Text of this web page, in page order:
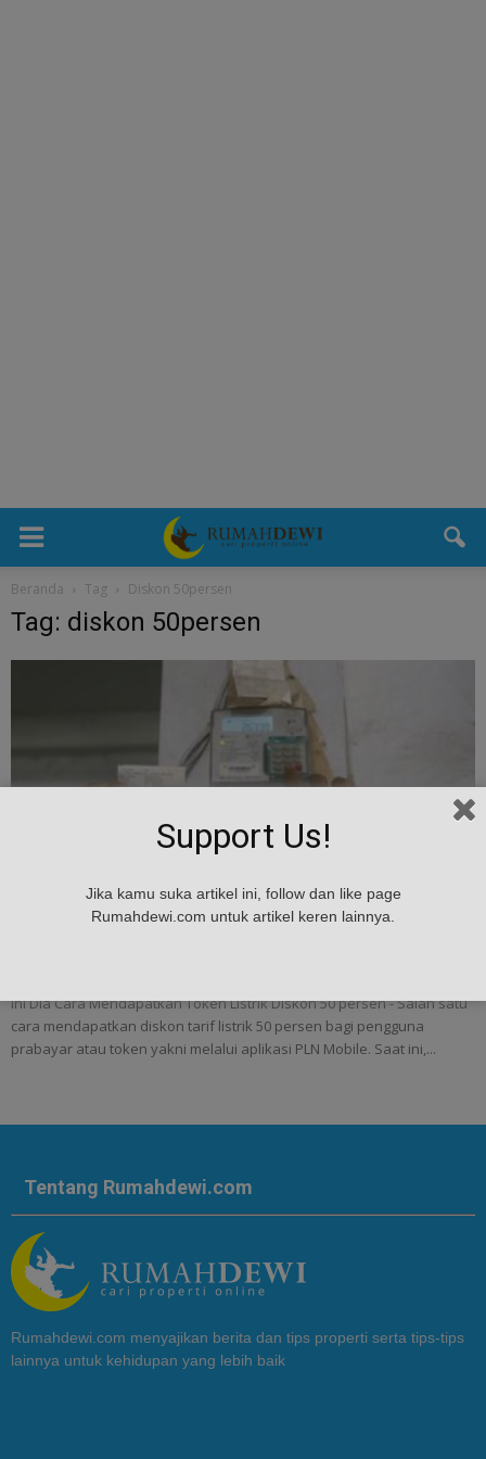
Beranda Tag Diskon 50persen
Tag: diskon 50persen
Ini Dia Cara Mendapatkan Token Listrik
Ini Dia Cara Mendapatkan Token Listrik Diskon 50 persen - Salah satu
cara mendapatkan diskon tarif listrik 50 persen bagi pengguna
prabayar atau token yakni melalui aplikasi PLN Mobile. Saat ini,...
Tentang Rumahdewi.com
Rumahdewi.com menyajikan berita dan tips properti serta tips-tips
lainnya untuk kehidupan yang lebih baik
Support Us!
Jika kamu suka artikel ini, follow dan like page
Rumahdewi.com untuk artikel keren lainnya.